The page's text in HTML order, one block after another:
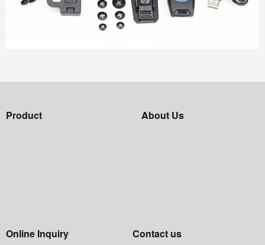
Product About Us
Online Inquiry Contact us